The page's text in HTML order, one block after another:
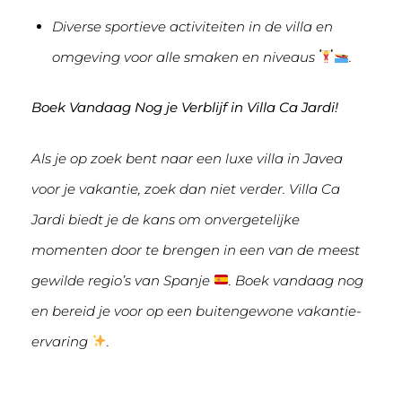
Diverse sportieve activiteiten in de villa en
omgeving voor alle smaken en niveaus
.
Boek Vandaag Nog je Verblijf in Villa Ca Jardi!
Als je op zoek bent naar een luxe villa in Javea
voor je vakantie, zoek dan niet verder. Villa Ca
Jardi biedt je de kans om onvergetelijke
momenten door te brengen in een van de meest
gewilde regio’s van Spanje
. Boek vandaag nog
en bereid je voor op een buitengewone vakantie-
ervaring
.